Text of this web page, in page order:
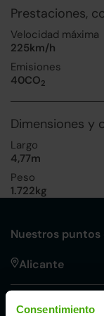
Consentimiento
Prestaciones,
Velocidad máxima
225km/h
Emisiones
40CO2
Dimensiones y
Largo
4,77m
Peso
1.722kg
Nuestros puntos
Alicante
Córdoba